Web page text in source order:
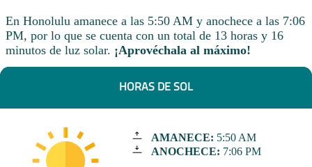
En Honolulu amanece a las 5:50 AM y anochece a las 7:06
PM, por lo que se cuenta con un total de 13 horas y 16
minutos de luz solar. ¡Aprovéchala al máximo!
HORAS DE SOL
AMANECE: 5:50 AM
ANOCHECE: 7:06 PM